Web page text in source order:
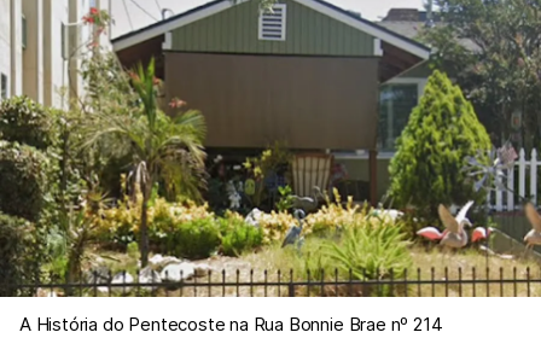
A História do Pentecoste na Rua Bonnie Brae nº 214